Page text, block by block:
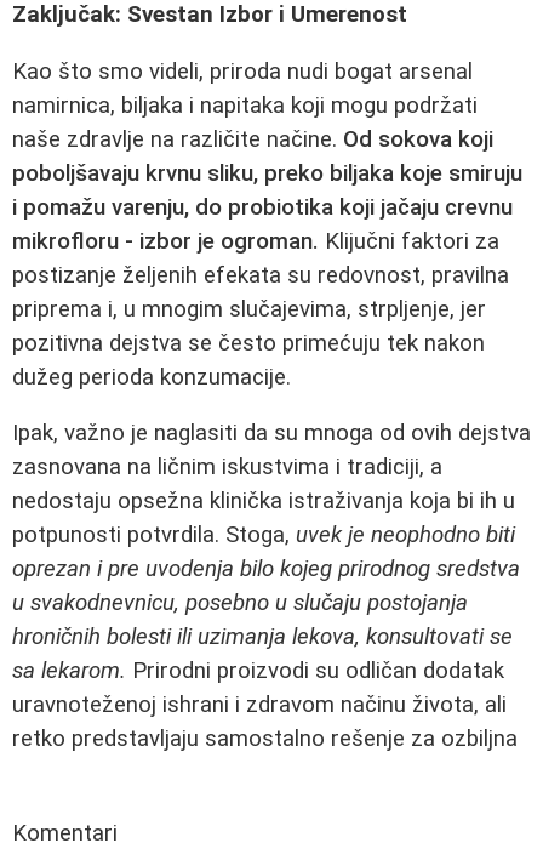
Zaključak: Svestan Izbor i Umerenost
Kao što smo videli, priroda nudi bogat arsenal
namirnica, biljaka i napitaka koji mogu podržati
naše zdravlje na različite načine. Od sokova koji
poboljšavaju krvnu sliku, preko biljaka koje smiruju
i pomažu varenju, do probiotika koji jačaju crevnu
mikrofloru - izbor je ogroman. Klijučni faktori za
postizanje željenih efekata su redovnost, pravilna
priprema i, u mnogim slučajevima, strpljenje, jer
pozitivna dejstva se često primećuju tek nakon
dužeg perioda konzumacije.
Ipak, važno je naglasiti da su mnoga od ovih dejstva
zasnovana na ličnim iskustvima i tradiciji, a
nedostaju opsežna klinička istraživanja koja bi ih u
potpunosti potvrdila. Stoga, uvek je neophodno biti
oprezan i pre uvodenja bilo kojeg prirodnog sredstva
u svakodnevnicu, posebno u slučaju postojanja
hroničnih bolesti ili uzimanja lekova, konsultovati se
sa lekarom. Prirodni proizvodi su odličan dodatak
uravnoteženoj ishrani i zdravom načinu života, ali
retko predstavljaju samostalno rešenje za ozbiljna
Komentari